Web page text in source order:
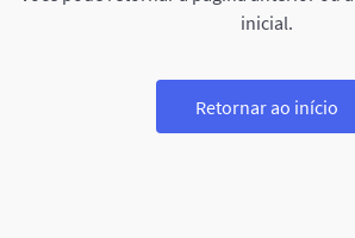
inicial.
Retornar ao início